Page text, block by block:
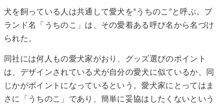
犬を飼っている人は共通して愛犬を“うちのこ”と呼ぶ。ブ
ランド名「うちのこ」は、その愛着ある呼び名から名づけ
られた。
同社には何人もの愛犬家がおり、グッズ選びのポイント
は、デザインされている犬が自分の愛犬に似ているか、同
じかがポイントになっているという。愛犬家にとってはま
さに「うちのこ」であり、簡単に妥協はしたくないという